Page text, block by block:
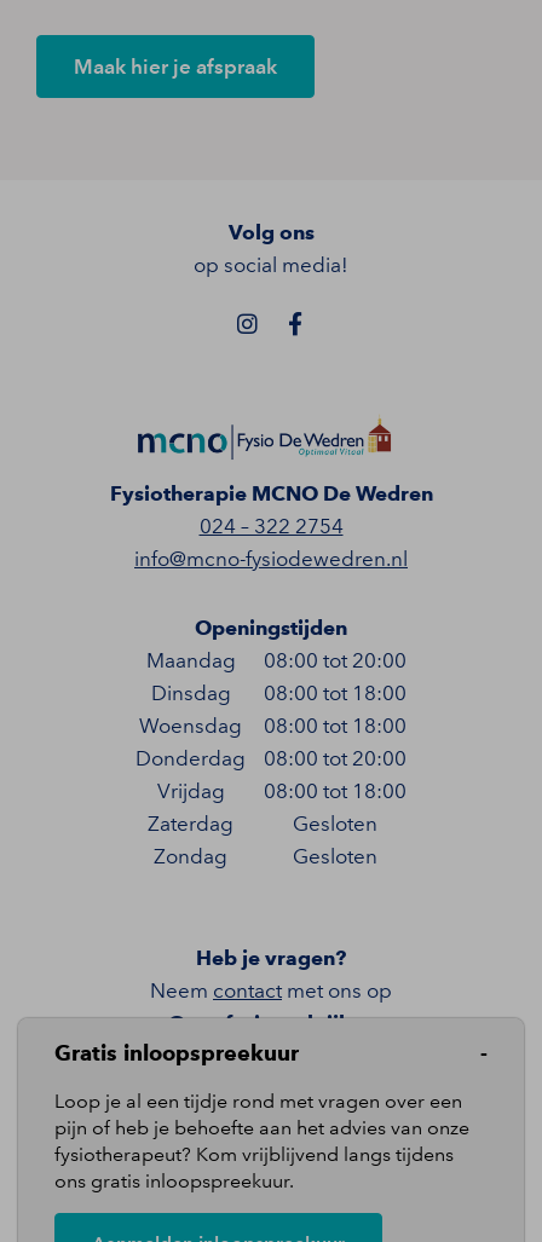
Maak hier je afspraak
Volg ons
op social media!
Fysiotherapie MCNO De Wedren
024 – 322 2754
info@mcno-fysiodewedren.nl
Openingstijden
Maandag
Dinsdag
Woensdag
Donderdag
Vrijdag
Zaterdag
Zondag
08:00 tot 20:00
08:00 tot 18:00
08:00 tot 18:00
08:00 tot 20:00
08:00 tot 18:00
Gesloten
Gesloten
Heb je vragen?
Neem contact met ons op
Onze fysiopraktijken
Locatie MCNO
Locatie De Wedren
Quicklinks
Gratis inloopspreekuur
Loop je al een tijdje rond met vragen over een
pijn of heb je behoefte aan het advies van onze
fysiotherapeut? Kom vrijblijvend langs tijdens
ons gratis inloopspreekuur.